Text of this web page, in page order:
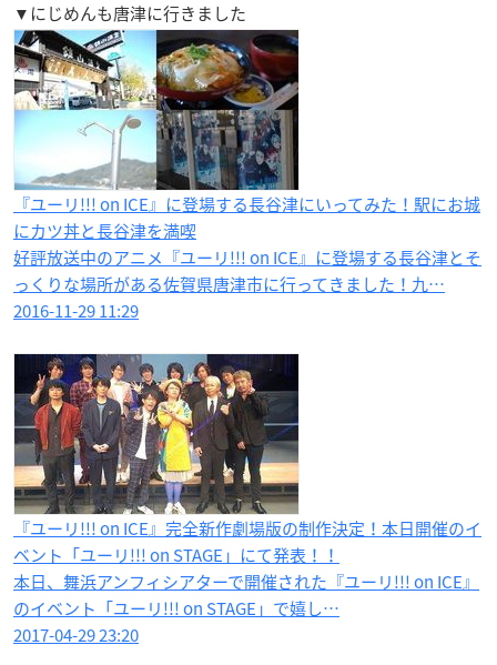
▼にじめんも唐津に行きました
『ユーリ!!! on ICE』に登場する長谷津にいってみた！駅にお城
にカツ丼と長谷津を満喫
好評放送中のアニメ『ユーリ!!! on ICE』に登場する長谷津とそ
っくりな場所がある佐賀県唐津市に行ってきました！九…
2016-11-29 11:29
『ユーリ!!! on ICE』完全新作劇場版の制作決定！本日開催のイ
ベント「ユーリ!!! on STAGE」にて発表！！
本日、舞浜アンフィシアターで開催された『ユーリ!!! on ICE』
のイベント「ユーリ!!! on STAGE」で嬉し…
2017-04-29 23:20